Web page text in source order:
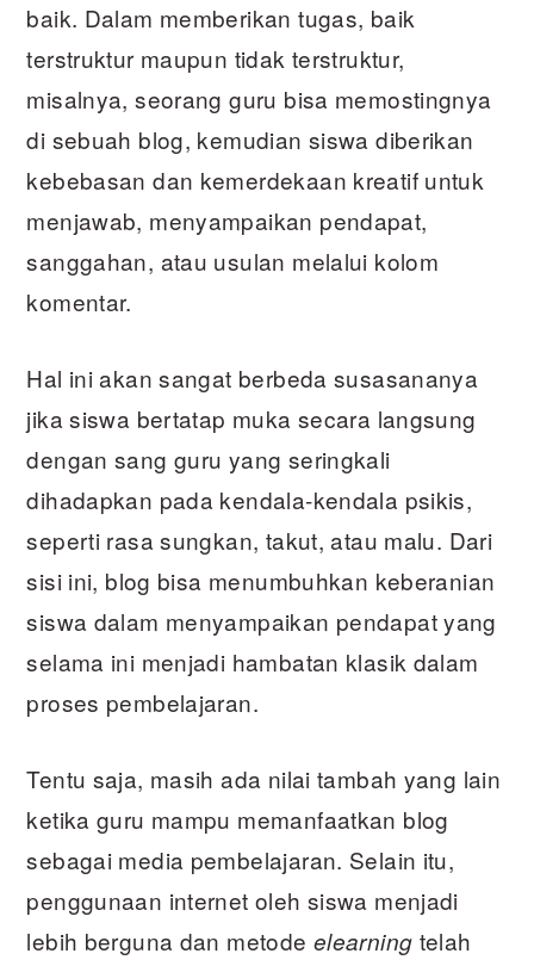
baik. Dalam memberikan tugas, baik
terstruktur maupun tidak terstruktur,
misalnya, seorang guru bisa memostingnya
di sebuah blog, kemudian siswa diberikan
kebebasan dan kemerdekaan kreatif untuk
menjawab, menyampaikan pendapat,
sanggahan, atau usulan melalui kolom
komentar.
Hal ini akan sangat berbeda susasananya
jika siswa bertatap muka secara langsung
dengan sang guru yang seringkali
dihadapkan pada kendala-kendala psikis,
seperti rasa sungkan, takut, atau malu. Dari
sisi ini, blog bisa menumbuhkan keberanian
siswa dalam menyampaikan pendapat yang
selama ini menjadi hambatan klasik dalam
proses pembelajaran.
Tentu saja, masih ada nilai tambah yang lain
ketika guru mampu memanfaatkan blog
sebagai media pembelajaran. Selain itu,
penggunaan internet oleh siswa menjadi
lebih berguna dan metode elearning telah